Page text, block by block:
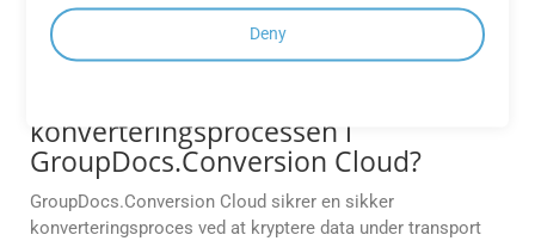
Node.js, Python, Ruby, cURL og Go, hvilket gør det nemt at
integrere i forskellige udviklingsmiljøer.
konverteringsprocessen i
GroupDocs.Conversion Cloud?
GroupDocs.Conversion Cloud sikrer en sikker
konverteringsproces ved at kryptere data under transport
Deny